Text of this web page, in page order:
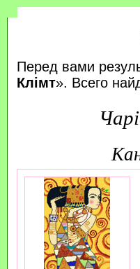
Перед вами
Клімт». Всего